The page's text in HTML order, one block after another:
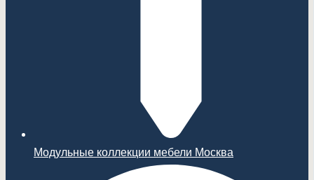
Модульные коллекции мебели Москва